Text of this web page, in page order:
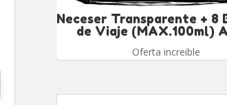
Neceser Transparente + 8
de Viaje (MAX.100ml)
Oferta increible